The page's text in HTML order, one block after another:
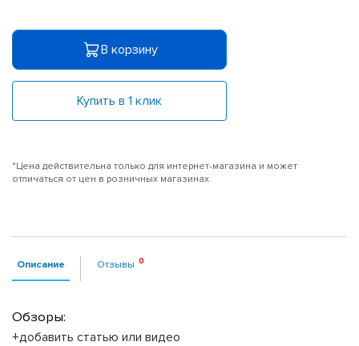
В корзину
Купить в 1 клик
*Цена действительна только для интернет-магазина и может
отличаться от цен в розничных магазинах
Описание Отзывы
Обзоры:
+добавить статью или видео